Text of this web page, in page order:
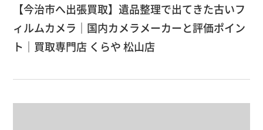
【今治市へ出張買取】遺品整理で出てきた古いフ
ィルムカメラ｜国内カメラメーカーと評価ポイン
ト｜買取専門店 くらや 松山店